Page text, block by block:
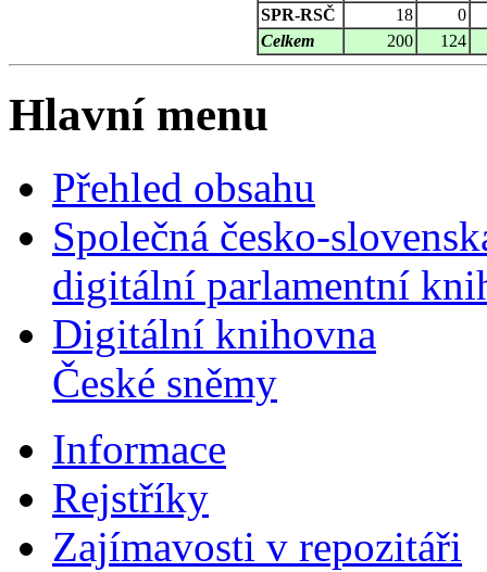
SPR-RSČ
18
0
Celkem
200 124
Hlavní menu
Přehled obsahu
Společná česko-
digitální parlamentní
Digitální knihovna
České sněmy
Informace
Rejstříky
Zajímavosti v repozitáři